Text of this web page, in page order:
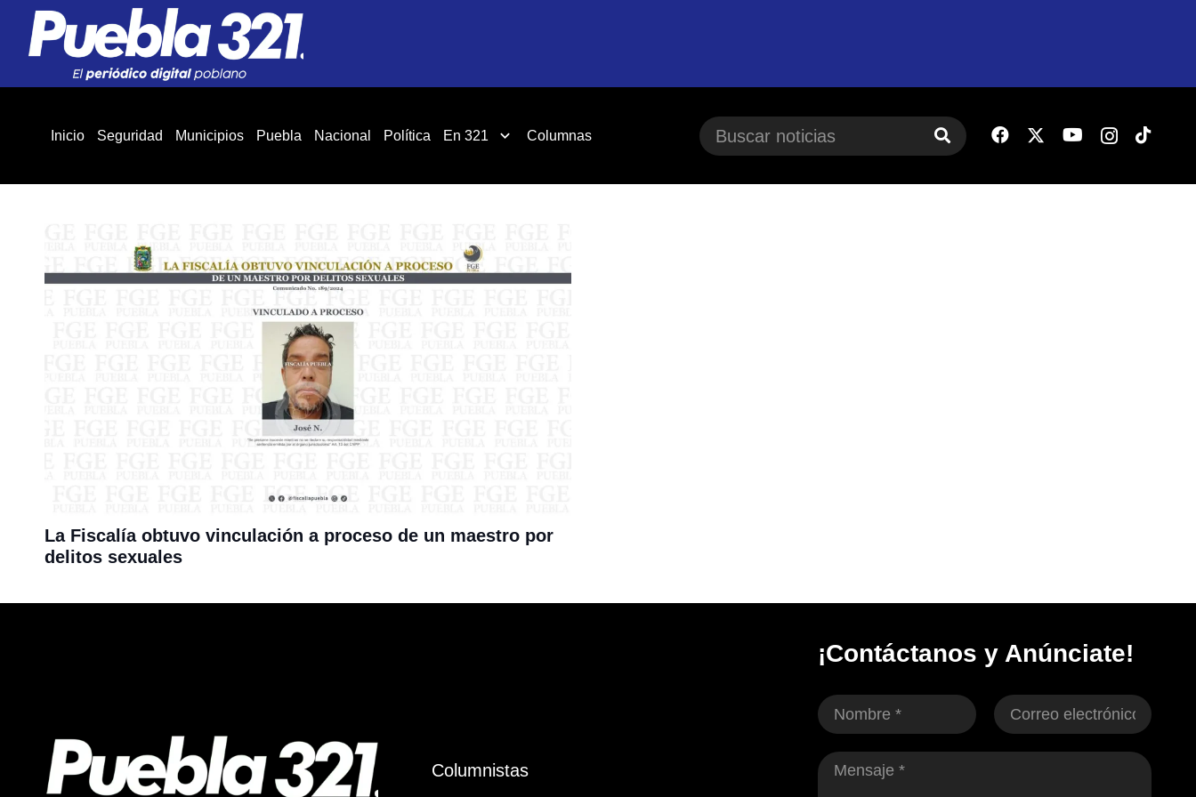
Inicio Seguridad Municipios Puebla Nacional Política En 321 Columnas
La Fiscalía obtuvo vinculación a proceso de un maestro por
delitos sexuales
Columnistas
¡Contáctanos y Anúnciate!